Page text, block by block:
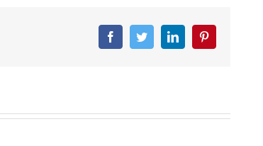
FacebookTwitterLinkedIn